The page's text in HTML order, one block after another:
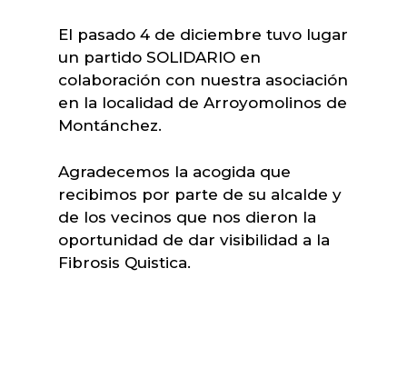
El pasado 4 de diciembre tuvo lugar
un partido SOLIDARIO en
colaboración con nuestra asociación
en la localidad de Arroyomolinos de
Montánchez.
Agradecemos la acogida que
recibimos por parte de su alcalde y
de los vecinos que nos dieron la
oportunidad de dar visibilidad a la
Fibrosis Quistica.